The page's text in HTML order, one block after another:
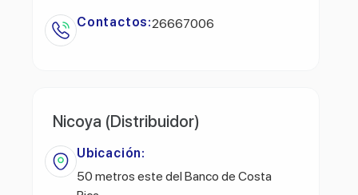
Contactos:26667006
Nicoya (Distribuidor)
Ubicación:
50 metros este del Banco de Costa